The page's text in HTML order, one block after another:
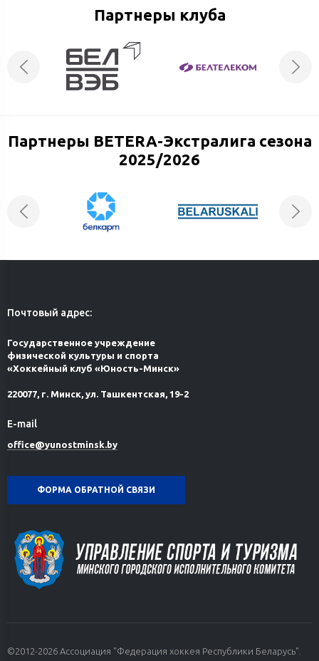
Партнеры клуба
Партнеры BETERA-Экстралига сезона
2025/2026
Почтовый адрес:
Государственное учреждение
физической культуры и спорта
«Хоккейный клуб «Юность-Минск»
220077, г. Минск, ул. Ташкентская, 19-2
E-mail
office@yunostminsk.by
ФОРМА ОБРАТНОЙ СВЯЗИ
©2012-2026 Ассоциация "Федерация хоккея Республики Беларусь".